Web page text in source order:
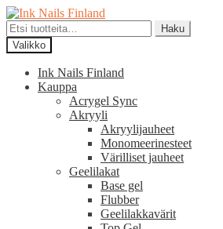
Siirry
navigointiin
Siirry
sisältöön
Etsi:
Haku
Valikko
Ink Nails Finland
Kauppa
Acrygel Sync
Akryyli
Akryylijauheet
Monomeerinesteet
Värilliset jauheet
Geelilakat
Base gel
Flubber
Geelilakkavärit